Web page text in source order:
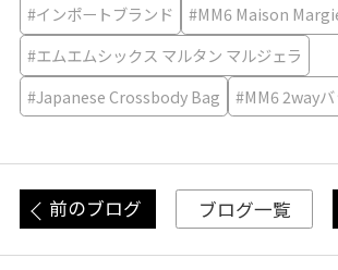
#インポートブランド
#MM6 Maison
#エムエムシックス マルタン マルジェラ
#Japanese Crossbody Bag
#MM6 2way
前のブログ ブログ一覧